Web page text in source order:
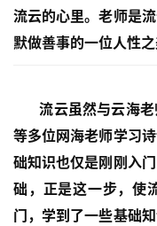
流云的心里。老师是
默做善事的一位人性
流云虽然与云海老
等多位网海老师学习
础知识也仅是刚刚入
础，正是这一步，使
门，学到了一些基础